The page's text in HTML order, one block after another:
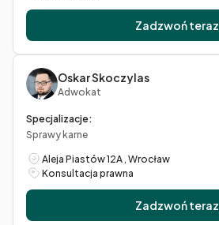
Zadzwoń teraz
Oskar Skoczylas
Adwokat
Specjalizacje:
Sprawy karne
Aleja Piastów 12A , Wrocław
Konsultacja prawna
Zadzwoń teraz